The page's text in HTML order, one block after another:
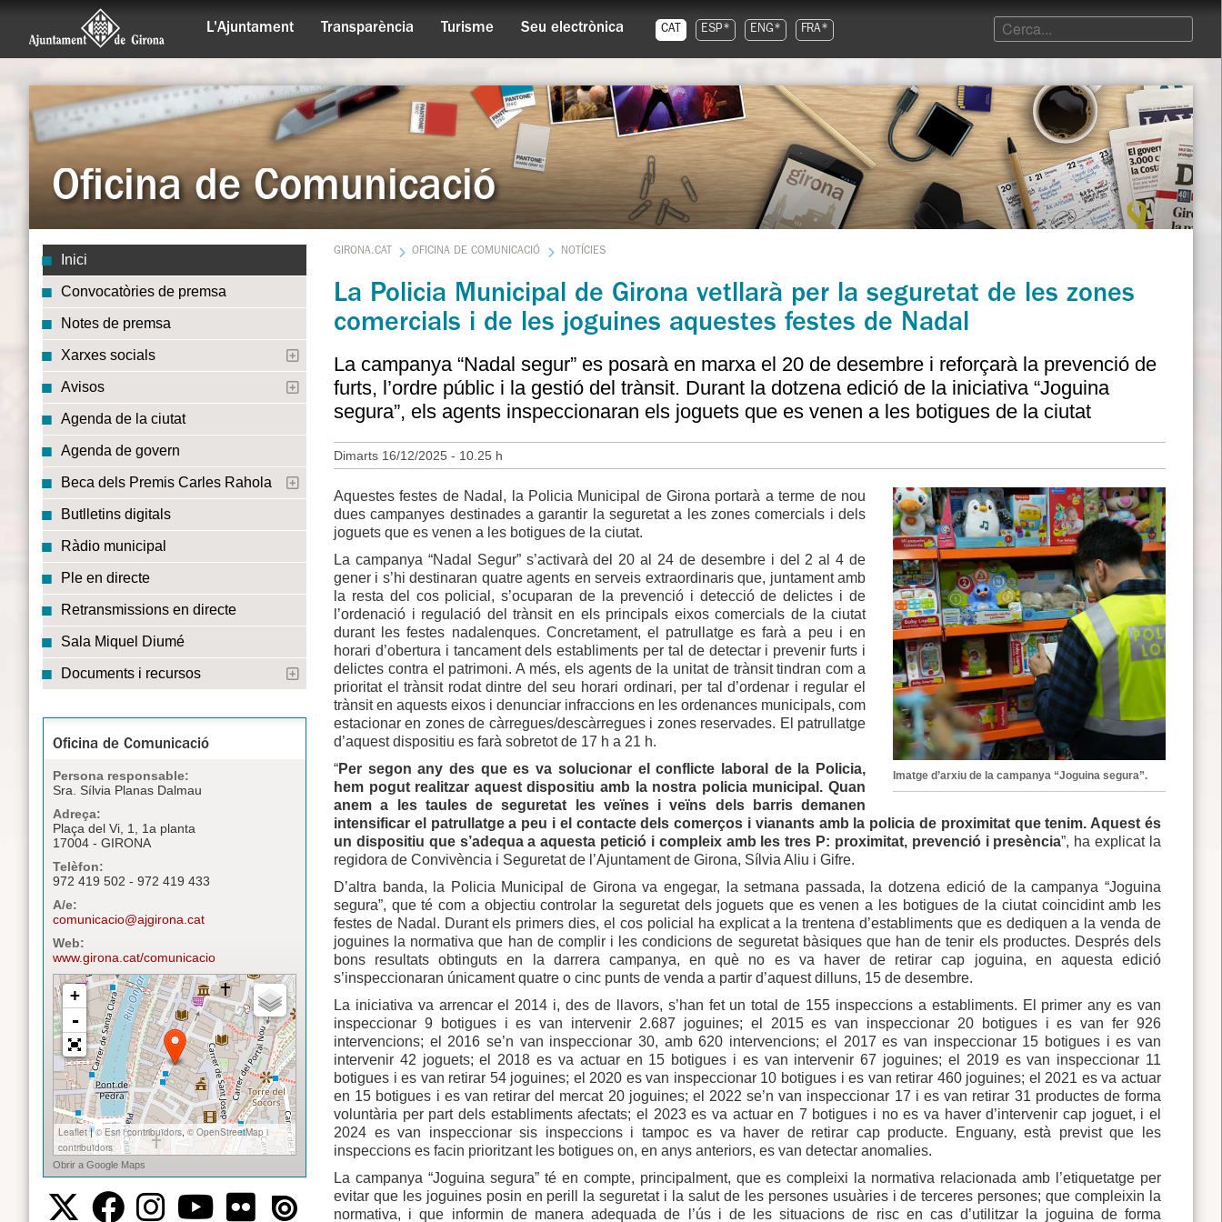
L'Ajuntament Transparència Turisme Seu electrònica CAT ESP* ENG* FRA*
Oficina de Comunicació
Inici
Convocatòries de premsa
Notes de premsa
Xarxes socials
Avisos
Agenda de la ciutat
Agenda de govern
Beca dels Premis Carles Rahola
Butlletins digitals
Ràdio municipal
Ple en directe
Retransmissions en directe
Sala Miquel Diumé
Documents i recursos
Oficina de Comunicació
Persona responsable:
Sra. Sílvia Planas Dalmau
Adreça:
Plaça del Vi, 1, 1a planta
17004 - GIRONA
Telèfon:
972 419 502 - 972 419 433
A/e:
comunicacio@ajgirona.cat
Web:
www.girona.cat/comunicacio
GIRONA.CAT OFICINA DE COMUNICACIÓ NOTÍCIES
La Policia Municipal de Girona vetllarà per la seguretat de les zones
comercials i de les joguines aquestes festes de Nadal
La campanya “Nadal segur” es posarà en marxa el 20 de desembre i reforçarà la prevenció de
furts, l’ordre públic i la gestió del trànsit. Durant la dotzena edició de la iniciativa “Joguina
segura”, els agents inspeccionaran els joguets que es venen a les botigues de la ciutat
Dimarts 16/12/2025 - 10.25 h
Imatge d’arxiu de la campanya “Joguina segura”.
Aquestes festes de Nadal, la Policia Municipal de Girona portarà a terme de nou
dues campanyes destinades a garantir la seguretat a les zones comercials i dels
joguets que es venen a les botigues de la ciutat.
La campanya “Nadal Segur” s’activarà del 20 al 24 de desembre i del 2 al 4 de
gener i s’hi destinaran quatre agents en serveis extraordinaris que, juntament amb
la resta del cos policial, s’ocuparan de la prevenció i detecció de delictes i de
l’ordenació i regulació del trànsit en els principals eixos comercials de la ciutat
durant les festes nadalenques. Concretament, el patrullatge es farà a peu i en
horari d’obertura i tancament dels establiments per tal de detectar i prevenir furts i
delictes contra el patrimoni. A més, els agents de la unitat de trànsit tindran com a
prioritat el trànsit rodat dintre del seu horari ordinari, per tal d’ordenar i regular el
trànsit en aquests eixos i denunciar infraccions en les ordenances municipals, com
estacionar en zones de càrregues/descàrregues i zones reservades. El patrullatge
d’aquest dispositiu es farà sobretot de 17 h a 21 h.
“Per segon any des que es va solucionar el conflicte laboral de la Policia,
hem pogut realitzar aquest dispositiu amb la nostra policia municipal. Quan
anem a les taules de seguretat les veïnes i veïns dels barris demanen
intensificar el patrullatge a peu i el contacte dels comerços i vianants amb la policia de proximitat que tenim. Aquest és
un dispositiu que s’adequa a aquesta petició i compleix amb les tres P: proximitat, prevenció i presència”, ha explicat la
regidora de Convivència i Seguretat de l’Ajuntament de Girona, Sílvia Aliu i Gifre.
D’altra banda, la Policia Municipal de Girona va engegar, la setmana passada, la dotzena edició de la campanya “Joguina
segura”, que té com a objectiu controlar la seguretat dels joguets que es venen a les botigues de la ciutat coincidint amb les
festes de Nadal. Durant els primers dies, el cos policial ha explicat a la trentena d’establiments que es dediquen a la venda de
joguines la normativa que han de complir i les condicions de seguretat bàsiques que han de tenir els productes. Després dels
bons resultats obtinguts en la darrera campanya, en què no es va haver de retirar cap joguina, en aquesta edició
s’inspeccionaran únicament quatre o cinc punts de venda a partir d’aquest dilluns, 15 de desembre.
La iniciativa va arrencar el 2014 i, des de llavors, s’han fet un total de 155 inspeccions a establiments. El primer any es van
inspeccionar 9 botigues i es van intervenir 2.687 joguines; el 2015 es van inspeccionar 20 botigues i es van fer 926
intervencions; el 2016 se’n van inspeccionar 30, amb 620 intervencions; el 2017 es van inspeccionar 15 botigues i es van
intervenir 42 joguets; el 2018 es va actuar en 15 botigues i es van intervenir 67 joguines; el 2019 es van inspeccionar 11
botigues i es van retirar 54 joguines; el 2020 es van inspeccionar 10 botigues i es van retirar 460 joguines; el 2021 es va actuar
en 15 botigues i es van retirar del mercat 20 joguines; el 2022 se’n van inspeccionar 17 i es van retirar 31 productes de forma
voluntària per part dels establiments afectats; el 2023 es va actuar en 7 botigues i no es va haver d’intervenir cap joguet, i el
2024 es van inspeccionar sis inspeccions i tampoc es va haver de retirar cap producte. Enguany, està previst que les
inspeccions es facin prioritzant les botigues on, en anys anteriors, es van detectar anomalies.
La campanya “Joguina segura” té en compte, principalment, que es compleixi la normativa relacionada amb l’etiquetatge per
evitar que les joguines posin en perill la seguretat i la salut de les persones usuàries i de terceres persones; que compleixin la
normativa, i que informin de manera adequada de l’ús i de les situacions de risc en cas d’utilitzar la joguina de forma